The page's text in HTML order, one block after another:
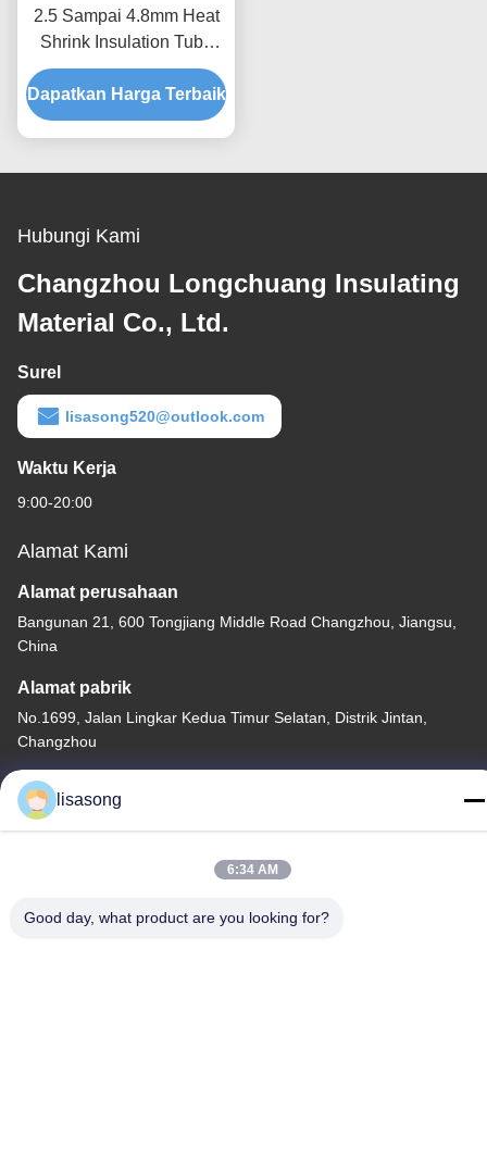
2.5 Sampai 4.8mm Heat
Shrink Insulation Tube
Neoprene Black
Dapatkan Harga Terbaik
Hubungi Kami
Changzhou Longchuang Insulating
Material Co., Ltd.
Surel
lisasong520@outlook.com
Waktu Kerja
9:00-20:00
Alamat Kami
Alamat perusahaan
Bangunan 21, 600 Tongjiang Middle Road Changzhou, Jiangsu,
China
Alamat pabrik
No.1699, Jalan Lingkar Kedua Timur Selatan, Distrik Jintan,
Changzhou
Tel
86--18112317931
lisasong
6:34 AM
Good day, what product are you looking for?